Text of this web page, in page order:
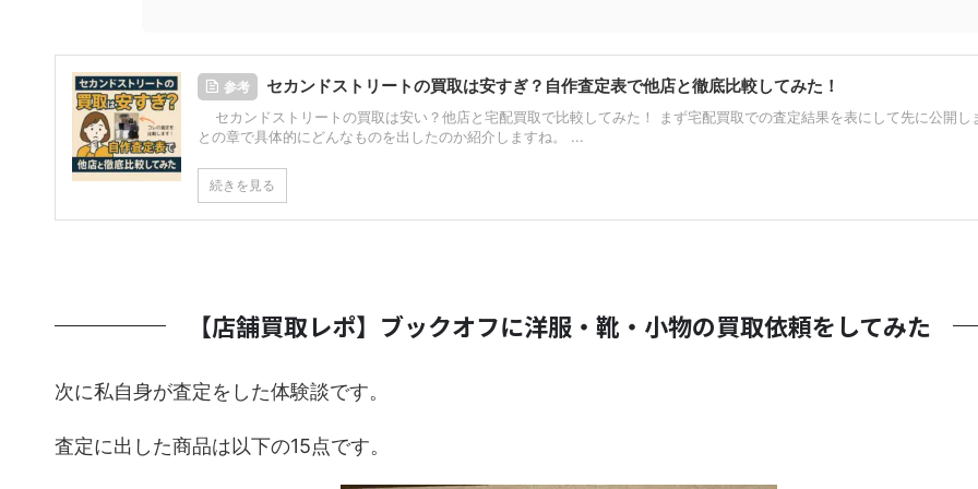
参考 セカンドストリートの買取は安すぎ？自作査定表で他店と徹底比較してみた！
セカンドストリートの買取は安い？他店と宅配買取で比較してみた！ まず宅配買取での査定結果を表にして先に公開し
との章で具体的にどんなものを出したのか紹介しますね。 ...
続きを見る
【店舗買取レポ】ブックオフに洋服・靴・小物の買取依頼をしてみた
次に私自身が査定をした体験談です。
査定に出した商品は以下の15点です。